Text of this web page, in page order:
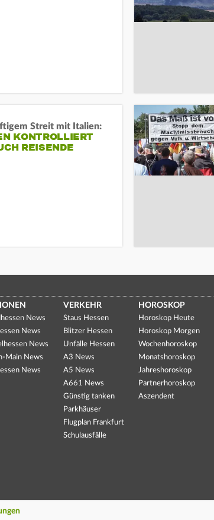
Streit mit Italien:
KONTROLLIERT
REISENDE
News
News
News
Main News
News
VERKEHR
Staus Hessen
Blitzer Hessen
Unfälle Hessen
A3 News
A5 News
A661 News
Günstig tanken
Parkhäuser
Flugplan Frankfurt
Schulausfälle
HOROSKOP
Horoskop Heute
Horoskop Morgen
Wochenhoroskop
Monatshoroskop
Jahreshoroskop
Partnerhoroskop
Aszendent